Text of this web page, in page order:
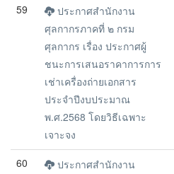
59
ประกาศสำนักงาน
ศุลกากรภาคที่ ๒ กรม
ศุลกากร เรื่อง ประกาศผู้
ชนะการเสนอราคาการการ
เช่าเครื่องถ่ายเอกสาร
ประจำปีงบประมาณ
พ.ศ.2568 โดยวิธีเฉพาะ
เจาะจง
60
ประกาศสำนักงาน